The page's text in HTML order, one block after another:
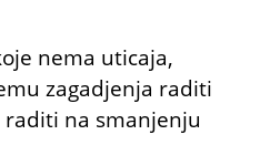
nema uticaja,
zagadjenja raditi
na smanjenju